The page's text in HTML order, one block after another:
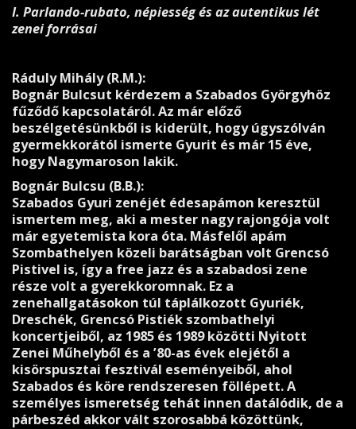
I. Parlando-rubato, népiesség és az autentikus lét
zenei forrásai
Ráduly Mihály (R.M.):
Bognár Bulcsut kérdezem a Szabados Györgyhöz
fűződő kapcsolatáról. Az már előző
beszélgetésünkből is kiderült, hogy úgyszólván
gyermekkorától ismerte Gyurit és már 15 éve,
hogy Nagymaroson lakik.
Bognár Bulcsu (B.B.):
Szabados Gyuri zenéjét édesapámon keresztül
ismertem meg, aki a mester nagy rajongója volt
már egyetemista kora óta. Másfelől apám
Szombathelyen közeli barátságban volt Grencsó
Pistivel is, így a free jazz és a szabadosi zene
része volt a gyerekkoromnak. Ez a
zenehallgatásokon túl táplálkozott Gyuriék,
Dreschék, Grencsó Pistiék szombathelyi
koncertjeiből, az 1985 és 1989 közötti Nyitott
Zenei Műhelyből és a ’80-as évek elejétől a
kisörspusztai fesztivál eseményeiből, ahol
Szabados és köre rendszeresen föllépett. A
személyes ismeretség tehát innen datálódik, de a
párbeszéd akkor vált szorosabbá közöttünk,